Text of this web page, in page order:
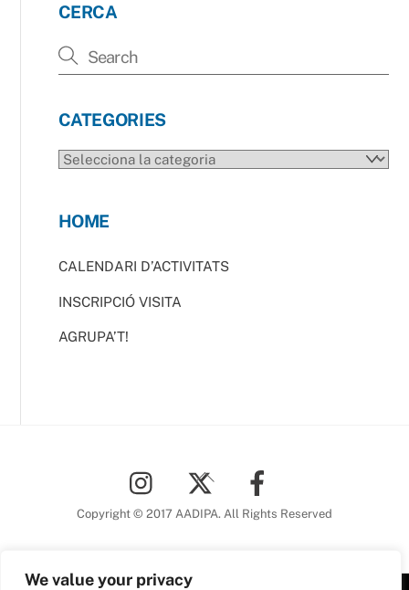
We value your privacy
CERCA
CATEGORIES
CATEGORIES
HOME
CALENDARI D’ACTIVITATS
INSCRIPCIÓ VISITA
AGRUPA’T!
To
Top
Copyright © 2017 AADIPA. All Rights Reserved